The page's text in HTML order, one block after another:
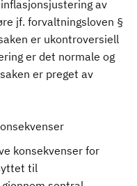
av
jf. forvaltningsloven §
er ukontroversiell
er det normale og
er preget av
konsekvenser for
til